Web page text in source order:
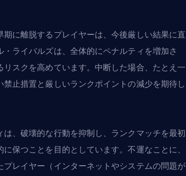
期に離脱するプレイヤーは、今後厳しい結果に直
ライバルズは、全体的にペナルティを増加さ
リスクを高めています。中断した場合、たとえ一
禁止措置と厳しいランクポイントの減少を期待し
は、破壊的な行動を抑制し、ランクマッチを最初
保つことを目的としています。不運なことに、
プレイヤー（インターネットやシステムの問題が